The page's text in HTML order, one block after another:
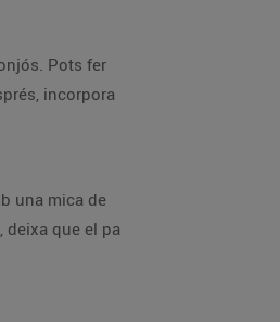
Pots fer
incorpora
una mica de
que el pa